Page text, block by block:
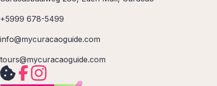
+5999 678-5499
info@mycuracaoguide.com
tours@mycuracaoguide.com